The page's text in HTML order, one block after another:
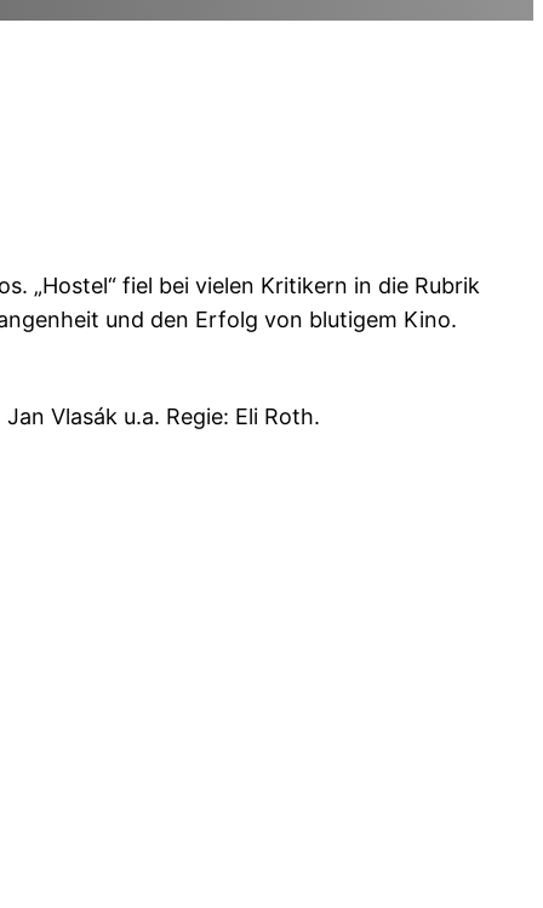
„Hostel“ fiel bei vielen Kritikern in die Rubrik
und den Erfolg von blutigem Kino.
Vlasák u.a. Regie: Eli Roth.